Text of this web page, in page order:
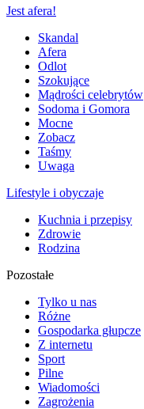
Jest afera!
Skandal
Afera
Odlot
Szokujące
Mądrości celebrytów
Sodoma i Gomora
Mocne
Zobacz
Taśmy
Uwaga
Lifestyle i obyczaje
Kuchnia i przepisy
Zdrowie
Rodzina
Pozostałe
Tylko u nas
Różne
Gospodarka głupcze
Z internetu
Sport
Pilne
Wiadomości
Zagrożenia